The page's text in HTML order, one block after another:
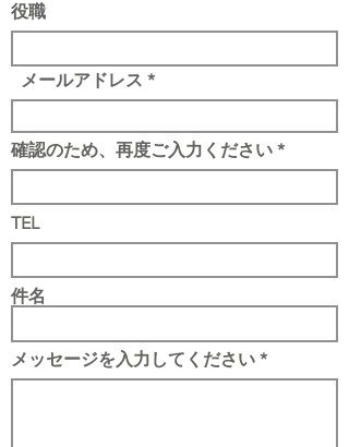
役職
メールアドレス
確認のため、再度ご入力ください
TEL
件名
メッセージを入力してください